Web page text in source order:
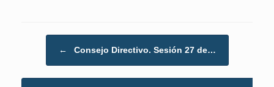
← Consejo Directivo. Sesión 27 de…